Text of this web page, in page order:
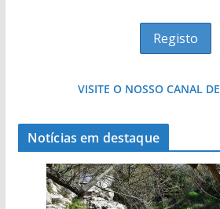
VISITE O NOSSO CANAL
Notícias em destaque